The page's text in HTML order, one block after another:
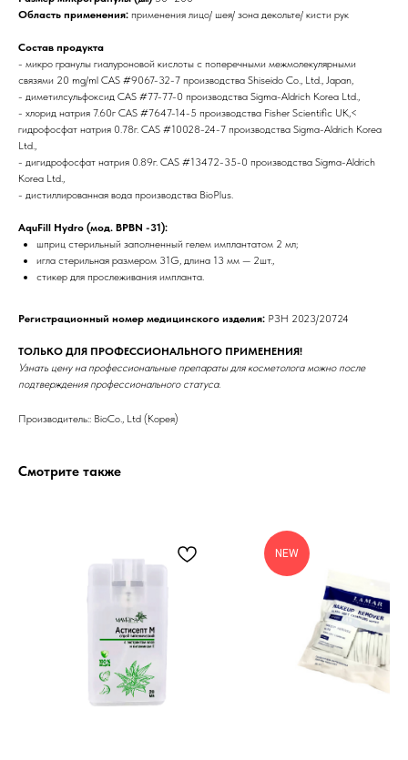
Область применения: применения лицо/ шея/ зона декольте/ кисти рук
Состав продукта
- микро гранулы гиалуроновой кислоты с поперечными межмолекулярными
связями 20 mg/ml CAS #9067-32-7 производства Shiseido Co., Ltd., Japan,
- диметилсульфоксид CAS #77-77-0 производства Sigma-Aldrich Korea Ltd.,
- хлорид натрия 7.60г CAS #7647-14-5 производства Fisher Scientific UK,<
гидрофосфат натрия 0.78г. CAS #10028-24-7 производства Sigma-Aldrich Korea
Ltd.,
- дигидрофосфат натрия 0.89г. CAS #13472-35-0 производства Sigma-Aldrich
Korea Ltd.,
- дистиллированная вода производства BioPlus.
AquFill Hydro (мод. BPBN -31):
шприц стерильный заполненный гелем имплантатом 2 мл;
игла стерильная размером 31G, длина 13 мм — 2шт.,
стикер для прослеживания импланта.
Регистрационный номер медицинского изделия: РЗН 2023/20724
ТОЛЬКО ДЛЯ ПРОФЕССИОНАЛЬНОГО ПРИМЕНЕНИЯ!
Узнать цену на профессиональные препараты для косметолога можно после
подтверждения профессионального статуса.
Производитель:: BioCo., Ltd (Корея)
Смотрите также
NEW
Профессиональная
Доставка